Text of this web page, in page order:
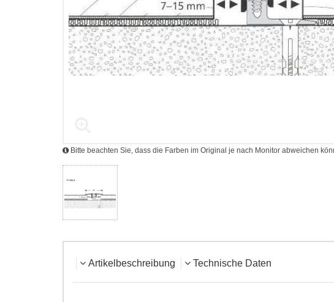
Bitte beachten Sie, dass die Farben im Original je nach Monitor abweichen
Artikelbeschreibung Technische Daten